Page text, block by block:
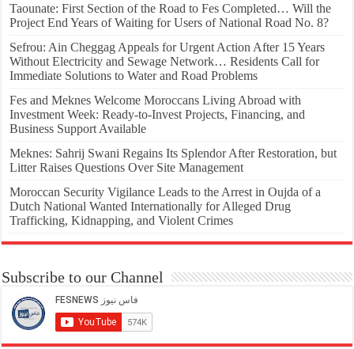
Taounate: First Section of the Road to Fes Completed… Will the
Project End Years of Waiting for Users of National Road No. 8?
Sefrou: Ain Cheggag Appeals for Urgent Action After 15 Years
Without Electricity and Sewage Network… Residents Call for
Immediate Solutions to Water and Road Problems
Fes and Meknes Welcome Moroccans Living Abroad with
Investment Week: Ready-to-Invest Projects, Financing, and
Business Support Available
Meknes: Sahrij Swani Regains Its Splendor After Restoration, but
Litter Raises Questions Over Site Management
Moroccan Security Vigilance Leads to the Arrest in Oujda of a
Dutch National Wanted Internationally for Alleged Drug
Trafficking, Kidnapping, and Violent Crimes
Subscribe to our Channel